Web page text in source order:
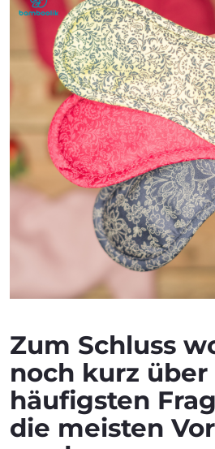
Zum Schluss
noch kurz über
häufigsten
die meisten